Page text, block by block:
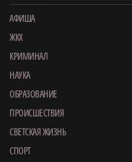
АФИША
ЖКХ
КРИМИНАЛ
НАУКА
ОБРАЗОВАНИЕ
ПРОИСШЕСТВИЯ
СВЕТСКАЯ ЖИЗНЬ
СПОРТ